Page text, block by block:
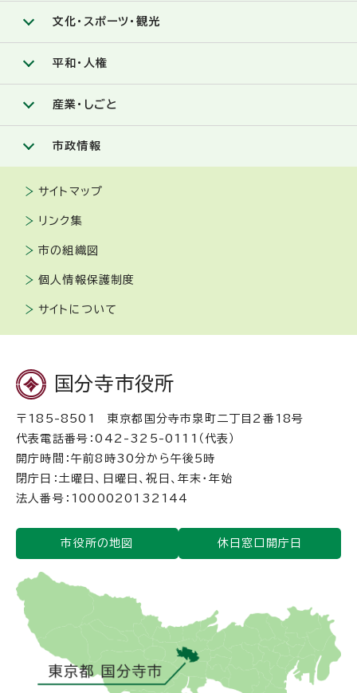
文化・スポーツ・観光
平和・人権
産業・しごと
市政情報
サイトマップ
リンク集
市の組織図
個人情報保護制度
サイトについて
国分寺市役所
〒185-8501 東京都国分寺市泉町二丁目2番18号
代表電話番号：042-325-0111（代表）
開庁時間：午前8時30分から午後5時
閉庁日：土曜日、日曜日、祝日、年末・年始
法人番号：1000020132144
市役所の地図 休日窓口開庁日